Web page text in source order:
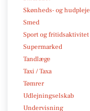
Skønheds- og hudpleje
Smed
Sport og fritidsaktivitet
Supermarked
Tandlæge
Taxi / Taxa
Tømrer
Udlejningselskab
Undervisning